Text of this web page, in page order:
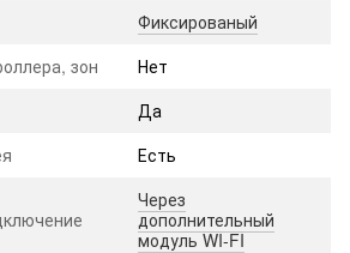
Фиксированый
зон
Нет
Да
Есть
Через
дополнительный
модуль WI-FI